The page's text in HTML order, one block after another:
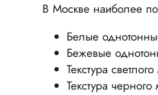
В Москве наиболее
Белые
Бежевые
Текстура
Текстура